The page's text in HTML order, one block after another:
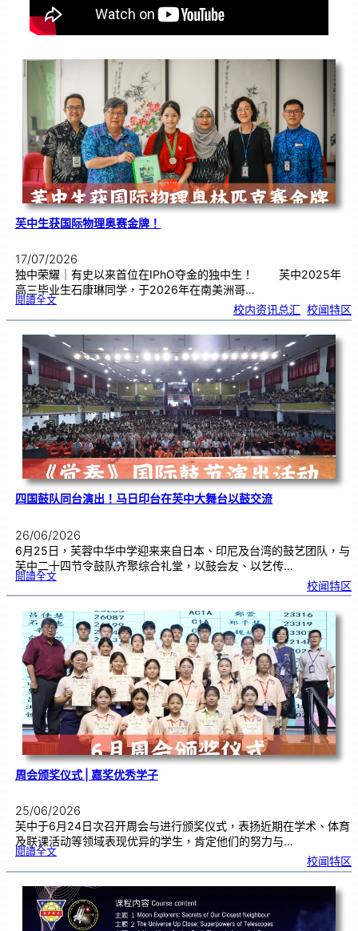
芙中生获国际物理奥赛金牌！
17/07/2026
独中荣耀｜有史以来首位在IPhO夺金的独中生！ 芙中2025年
高三毕业生石康琳同学，于2026年在南美洲哥…
閱讀全文:芙
获
际
物
理
赛
金
牌
！
校内资讯总汇 校闻特区
四国鼓队同台演出！马日印台在芙中大舞台以鼓交流
26/06/2026
6月25日，芙蓉中华中学迎来来自日本、印尼及台湾的鼓艺团队，与
芙中二十四节令鼓队齐聚综合礼堂，以鼓会友、以艺传…
閱讀全文:四
队
台
演
出
！
马
日
印
台
在
芙
中
大
舞
台
以
鼓
交
流
校闻特区
周会颁奖仪式 | 嘉奖优秀学子
25/06/2026
芙中于6月24日次召开周会与进行颁奖仪式，表扬近期在学术、体育
及联课活动等领域表现优异的学生，肯定他们的努力与…
閱讀全文:周
奖
式
|嘉
奖
优
秀
学
子
校闻特区